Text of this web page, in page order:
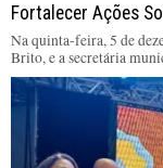
Fortalecer Ações
Na quinta-feira, 5 de
Brito, e a secretária